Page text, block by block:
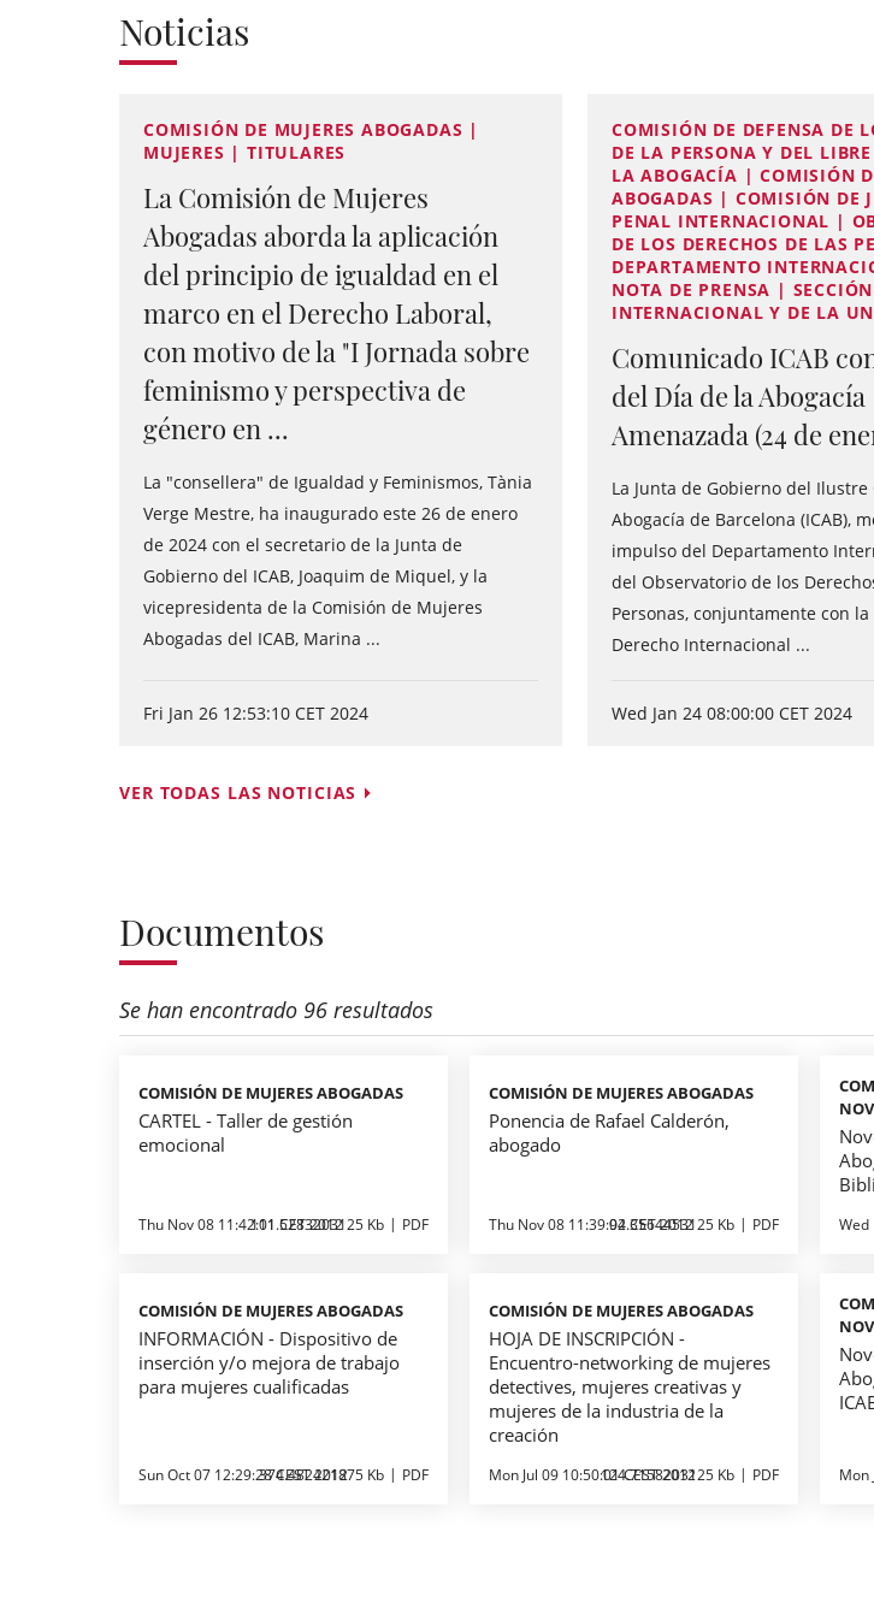
Noticias
COMISIÓN DE MUJERES ABOGADAS |
MUJERES | TITULARES
La Comisión de Mujeres
Abogadas aborda la aplicación
del principio de igualdad en el
marco en el Derecho Laboral,
con motivo de la "I Jornada sobre
feminismo y perspectiva de
género en ...
La "consellera" de Igualdad y Feminismos, Tània
Verge Mestre, ha inaugurado este 26 de enero
de 2024 con el secretario de la Junta de
Gobierno del ICAB, Joaquim de Miquel, y la
vicepresidenta de la Comisión de Mujeres
Abogadas del ICAB, Marina ...
Fri Jan 26 12:53:10 CET 2024
COMISIÓN DE DEFENSA DE
DE LA PERSONA Y DEL
LA ABOGACÍA | COMISIÓN
ABOGADAS | COMISIÓN DE
PENAL INTERNACIONAL |
DE LOS DERECHOS DE LAS
DEPARTAMENTO
NOTA DE PRENSA |
INTERNACIONAL Y DE LA
Comunicado ICAB
del Día de la Abogacía
Amenazada (24 de
La Junta de Gobierno del Ilustre
Abogacía de Barcelona (ICAB),
impulso del Departamento
del Observatorio de los
Personas, conjuntamente con la
Derecho Internacional ...
Wed Jan 24 08:00:00 CET 2024
VER TODAS LAS NOTICIAS
Documentos
Se han encontrado 96 resultados
COMISIÓN DE MUJERES ABOGADAS
CARTEL - Taller de gestión
emocional
Thu Nov 08 11:42:01 CET 2012
111.5283203125 Kb PDF
COMISIÓN DE MUJERES ABOGADAS
Ponencia de Rafael Calderón,
abogado
Thu Nov 08 11:39:02 CET 2012
94.3564453125 Kb PDF Wed
COMISIÓN DE MUJERES ABOGADAS
INFORMACIÓN - Dispositivo de
inserción y/o mejora de trabajo
para mujeres cualificadas
Sun Oct 07 12:29:28 CEST 2012
374.482421875 Kb PDF
COMISIÓN DE MUJERES ABOGADAS
HOJA DE INSCRIPCIÓN -
Encuentro-networking de mujeres
detectives, mujeres creativas y
mujeres de la industria de la
creación
Mon Jul 09 10:50:01 CEST 2012
124.7158203125 Kb PDF Mon